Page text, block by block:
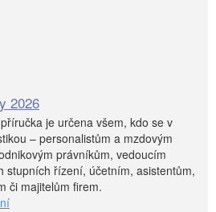
2026
je určena všem, kdo se v
– personalistům a mzdovým
právníkům, vedoucím
stupních řízení, účetním, asistentům,
či majitelům firem.